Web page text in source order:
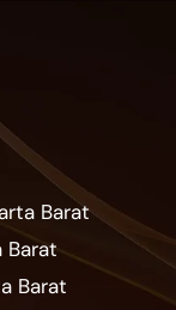
Barat
Barat
Barat